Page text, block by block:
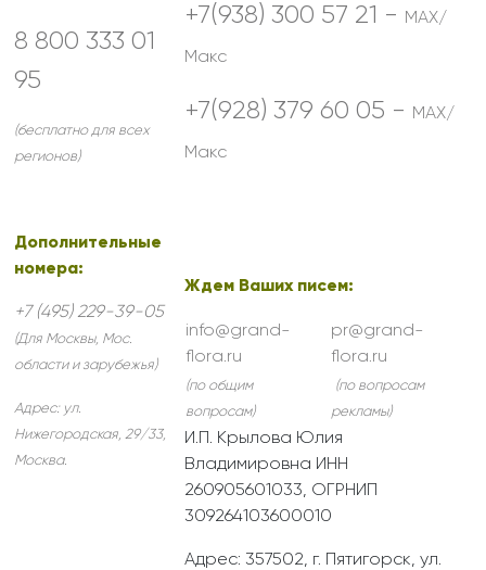
8 800 333 01
95
(бесплатно для всех
регионов)
Дополнительные
номера:
+7 (495) 229-39-05
(Для Москвы, Мос.
области и зарубежья)
Адрес: ул.
Нижегородская, 29/33,
Москва.
+7(938) 300 57 21 - MAX/
Макс
+7(928) 379 60 05 - MAX/
Макс
Ждем Ваших писем:
info@grand-
flora.ru
pr@grand-
flora.ru
(по общим
вопросам)
(по вопросам
рекламы)
И.П. Крылова Юлия
Владимировна ИНН
260905601033, ОГРНИП
309264103600010
Адрес: 357502, г. Пятигорск, ул.